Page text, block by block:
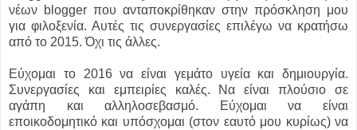
νέων blogger που ανταποκρίθηκαν στην πρόσκληση μου
για φιλοξενία. Αυτές τις συνεργασίες επιλέγω να κρατήσω
από το 2015. Όχι τις άλλες.
Εύχομαι το 2016 να είναι γεμάτο υγεία και δημιουργία.
Συνεργασίες και εμπειρίες καλές. Να είναι πλούσιο σε
αγάπη και αλληλοσεβασμό. Εύχομαι να είναι
εποικοδομητικό και υπόσχομαι (στον εαυτό μου κυρίως) να